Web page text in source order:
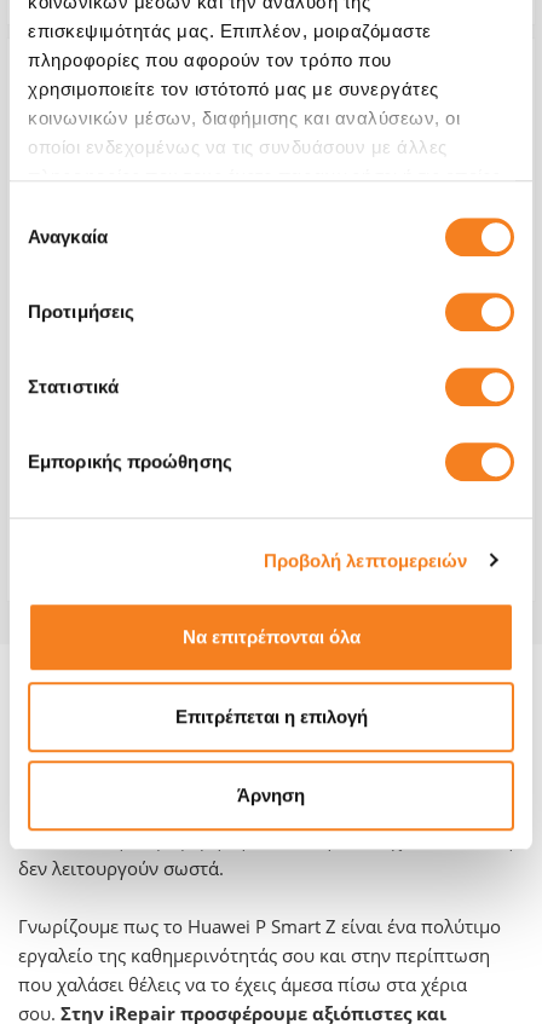
επισκεψιμότητάς μας. Επιπλέον, μοιραζόμαστε
πληροφορίες που αφορούν τον τρόπο που
χρησιμοποιείτε τον ιστότοπό μας με συνεργάτες
κοινωνικών μέσων, διαφήμισης και αναλύσεων, οι
οποίοι ενδεχομένως να τις συνδυάσουν με άλλες
των υπηρεσιών τους.
συγκατάθεσης
Αναγκαία
Προτιμήσεις
Στατιστικά
Εμπορικής προώθησης
Προβολή λεπτομερειών
Να επιτρέπονται όλα
Επιτρέπεται η επιλογή
Άρνηση
Με 24% ΦΠΑ
€50,00
Χρόνος
1-2 ώρες
-
Πληροφορίες για το μοντέλο και την
επισκευή του:
Smart Z, σε όλα τα καταστήματα iRepair μπορούμε να
αντικαταστήσουμε μέρη της συσκευής που έχουν σπάσει ή
δεν λειτουργούν σωστά.
Γνωρίζουμε πως το Huawei P Smart Z είναι ένα πολύτιμο
εργαλείο της καθημερινότητάς σου και στην περίπτωση
που χαλάσει θέλεις να το έχεις άμεσα πίσω στα χέρια
σου. Στην iRepair προσφέρουμε αξιόπιστες και